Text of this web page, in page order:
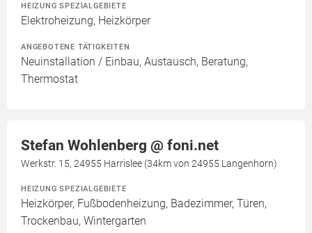
HEIZUNG SPEZIALGEBIETE
Elektroheizung, Heizkörper
ANGEBOTENE TÄTIGKEITEN
Neuinstallation / Einbau, Austausch, Beratung,
Thermostat
Stefan Wohlenberg @ foni.net
Werkstr. 15, 24955 Harrislee (34km von 24955 Langenhorn)
HEIZUNG SPEZIALGEBIETE
Heizkörper, Fußbodenheizung, Badezimmer, Türen,
Trockenbau, Wintergarten